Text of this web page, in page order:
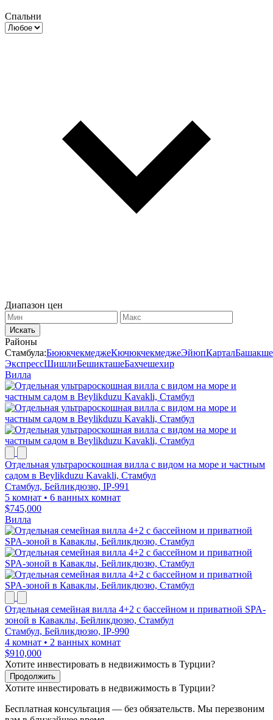
Спальни
Диапазон цен
Искать
Районы
Стамбула:БююкчекмеджеКючюкчекмеджеЭйюпКартал
ЭкспрессШишлиБешикташеБахчешехир
Вилла
Отдельная ультрароскошная вилла с видом на море и частным
садом в Beylikduzu Kavakli, Стамбул
Стамбул, Бейликдюзю, IP-991
5 комнат • 6 ванных комнат
$745,000
Вилла
Отдельная семейная вилла 4+2 с бассейном и приватной SPA-
зоной в Каваклы, Бейликдюзю, Стамбул
Стамбул, Бейликдюзю, IP-990
4 комнат • 2 ванных комнат
$910,000
Хотите инвестировать в недвижимость в Турции?
Продолжить
Хотите инвестировать в недвижимость в Турции?
Бесплатная консультация — без обязательств. Мы перезвоним